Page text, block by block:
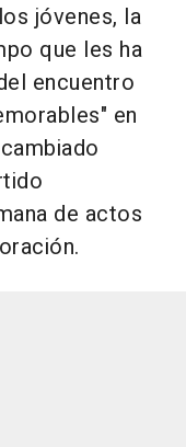
jóvenes, la
que les ha
encuentro
en
de actos